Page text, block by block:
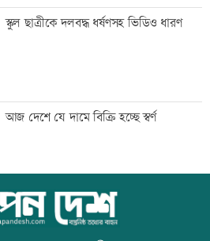
নিরাপত্তা পেলে দেশে ফিরতে চান সাকিব
সাকিবের দেশে ফেরার সুযোগ নেই: ক্রীড়া
প্রতিমন্ত্রী
শিল্পকলায় বিনামূল্যে ৬ সিনেমা দেখা যাবে
স্কুল ছাত্রীকে দলবদ্ধ ধর্ষণসহ ভিডিও ধারণ
আজ দেশে যে দামে বিক্রি হচ্ছে স্বর্ণ
আজ বিশ্ব বন্ধু দিবস